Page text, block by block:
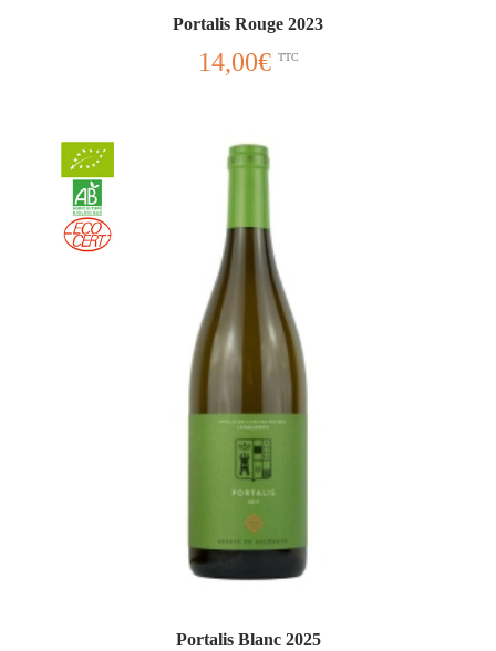
Portalis Rouge 2023
14,00€ TTC
Portalis Blanc 2025